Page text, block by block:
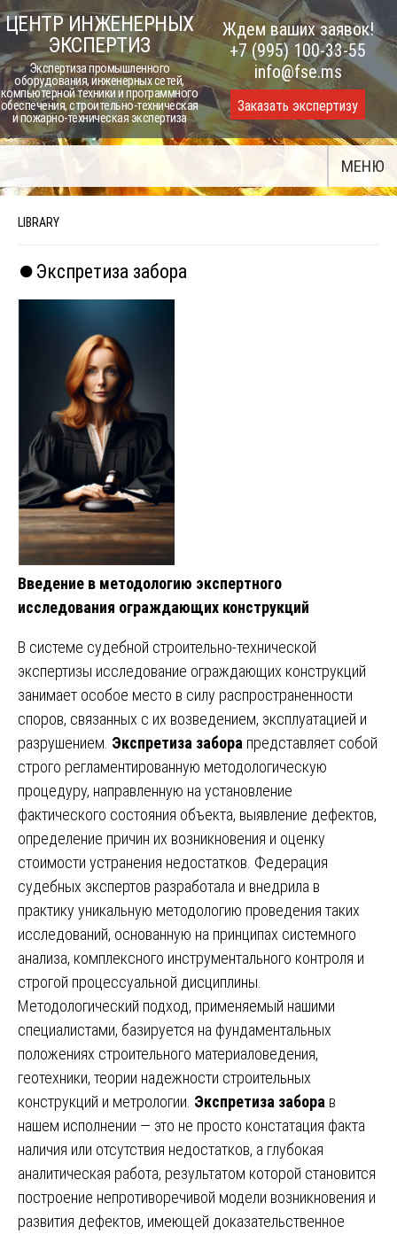
Skip
to
content
ЦЕНТР ИНЖЕНЕРНЫХ
ЭКСПЕРТИЗ
Экспертиза промышленного
оборудования, инженерных сетей,
компьютерной техники и программного
обеспечения, строительно-техническая
и пожарно-техническая экспертиза
Ждем ваших заявок!
+7 (995) 100-33-55
info@fse.ms
Заказать экспертизу
МЕНЮ
LIBRARY
⏺️Экспретиза забора
Введение в методологию экспертного
исследования ограждающих конструкций
В системе судебной строительно-технической
экспертизы исследование ограждающих конструкций
занимает особое место в силу распространенности
споров, связанных с их возведением, эксплуатацией и
разрушением. Экспретиза забора представляет собой
строго регламентированную методологическую
процедуру, направленную на установление
фактического состояния объекта, выявление дефектов,
определение причин их возникновения и оценку
стоимости устранения недостатков. Федерация
судебных экспертов разработала и внедрила в
практику уникальную методологию проведения таких
исследований, основанную на принципах системного
анализа, комплексного инструментального контроля и
строгой процессуальной дисциплины.
Методологический подход, применяемый нашими
специалистами, базируется на фундаментальных
положениях строительного материаловедения,
геотехники, теории надежности строительных
конструкций и метрологии. Экспретиза забора в
нашем исполнении — это не просто констатация факта
наличия или отсутствия недостатков, а глубокая
аналитическая работа, результатом которой становится
построение непротиворечивой модели возникновения и
развития дефектов, имеющей доказательственное